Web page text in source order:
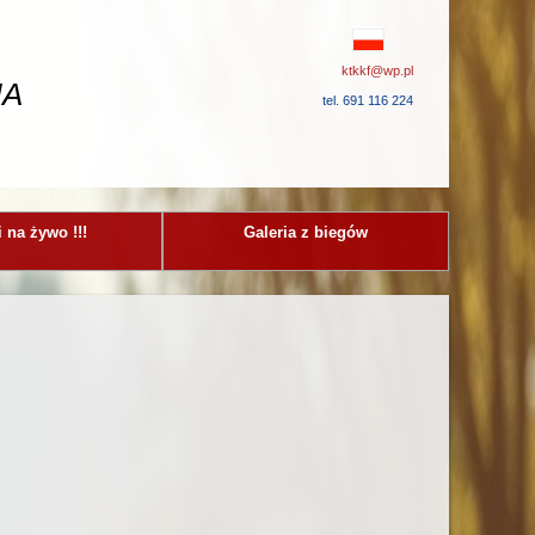
ktkkf@wp.pl
tel. 691 116 224
na żywo !!! Galeria z biegów